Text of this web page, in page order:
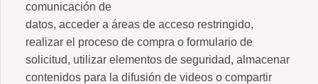
comunicación de
datos, acceder a áreas de acceso restringido,
realizar el proceso de compra o formulario de
solicitud, utilizar elementos de seguridad, almacenar
contenidos para la difusión de videos o compartir